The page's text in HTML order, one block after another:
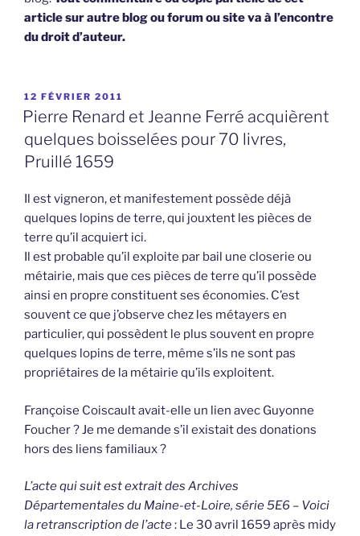
article sur autre blog ou forum ou site va à l’encontre
du droit d’auteur.
PUBLIÉ
LE
12 FÉVRIER 2011
Pierre Renard et Jeanne Ferré acquièrent
quelques boisselées pour 70 livres,
Pruillé 1659
Il est vigneron, et manifestement possède déjà
quelques lopins de terre, qui jouxtent les pièces de
terre qu’il acquiert ici.
Il est probable qu’il exploite par bail une closerie ou
métairie, mais que ces pièces de terre qu’il possède
ainsi en propre constituent ses économies. C’est
souvent ce que j’observe chez les métayers en
particulier, qui possèdent le plus souvent en propre
quelques lopins de terre, même s’ils ne sont pas
propriétaires de la métairie qu’ils exploitent.
Françoise Coiscault avait-elle un lien avec Guyonne
Foucher ? Je me demande s’il existait des donations
hors des liens familiaux ?
L’acte qui suit est extrait des Archives
Départementales du Maine-et-Loire, série 5E6 – Voici
la retranscription de l’acte: Le 30 avril 1659 après midy